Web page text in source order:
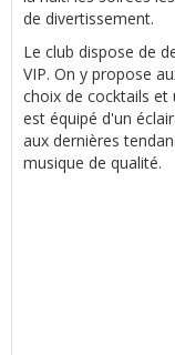
de divertissement.
Le club dispose de
VIP. On y propose
choix de cocktails et
est équipé d'un
aux dernières
musique de qualité.